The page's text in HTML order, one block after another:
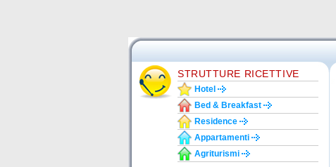
STRUTTURE RICETTIVE
Hotel
Bed & Breakfast
Residence
Appartamenti
Agriturismi